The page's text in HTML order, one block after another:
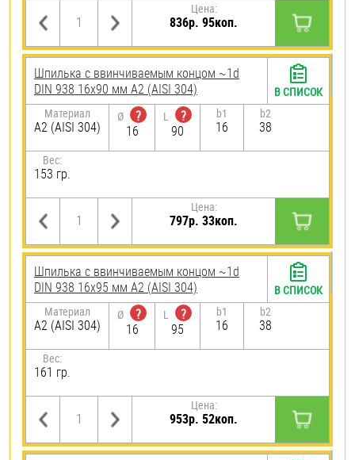
Цена:
836р. 95коп.
Шпилька c ввинчиваемым концом ~1d
DIN 938 16х90 мм А2 (AISI 304)
Материал
А2 (AISI 304)
Ø
?
16
L
?
90
b1
16
b2
38
Вес:
153 гр.
Цена:
797р. 33коп.
В СПИСОК
Шпилька c ввинчиваемым концом ~1d
DIN 938 16х95 мм А2 (AISI 304)
Материал
А2 (AISI 304)
Ø
?
16
L
?
95
b1
16
b2
38
Вес:
161 гр.
Цена:
953р. 52коп.
В СПИСОК